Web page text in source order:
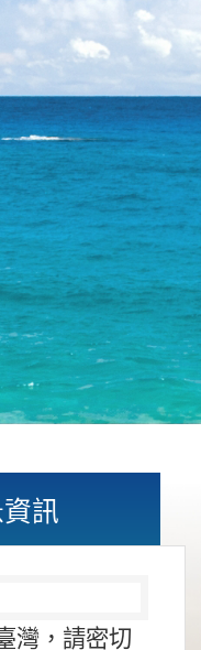
訊
灣，請密切